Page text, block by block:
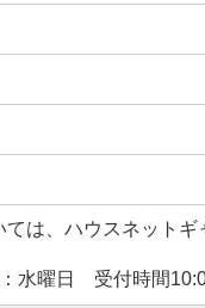
は、ハウスネット
水曜日 受付時間